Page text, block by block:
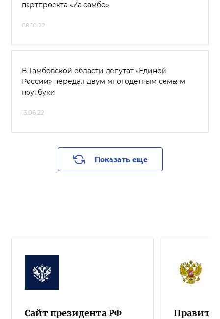
партпроекта «Zа cамбо»
08.10.22
В Тамбовской области депутат «Единой
России» передал двум многодетным семьям
ноутбуки
13.06.22
Показать еще
Сайт президента РФ